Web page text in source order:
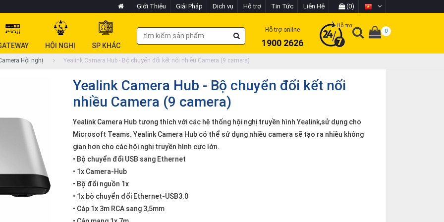
Giới Thiệu Giải Pháp Dịch vụ Hỗ trợ Tin Tức Liên Hệ (0)
HỘI NGHỊ SP KHÁC
Hỗ trợ online
1900 2626
Hỗ trợ
0
Hội nghị Yealink Camera Hub - Bộ chuyển đổi kết nối nhiều Camera (9 camera)
Yealink Camera Hub - Bộ chuyển đổi kết nối
nhiều Camera (9 camera)
Yealink Camera Hub tương thích với các hệ thống hội nghị truyền hình Yealink,sử dụng cho
Microsoft Teams. Yealink Camera Hub có thể sử dụng nhiều camera sẽ tạo ra nhiều không
gian hơn cho các hội nghị truyền hình cực lớn.
• Bộ chuyển đổi USB sang Ethernet
• 1x Camera-Hub
• Bộ đổi nguồn 1x
• 1x bộ chuyển đổi Ethernet-USB3.0
• Cáp 1x 3m RCA sang 3,5mm